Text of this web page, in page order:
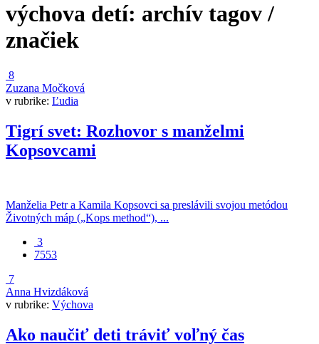
výchova detí: archív tagov /
značiek
8
Zuzana Močková
v rubrike: Ľudia
Tigrí svet: Rozhovor s manželmi
Kopsovcami
Manželia Petr a Kamila Kopsovci sa preslávili svojou metódou
Životných máp („Kops method“), ...
3
7553
7
Anna Hvizdáková
v rubrike: Výchova
Ako naučiť deti tráviť voľný čas